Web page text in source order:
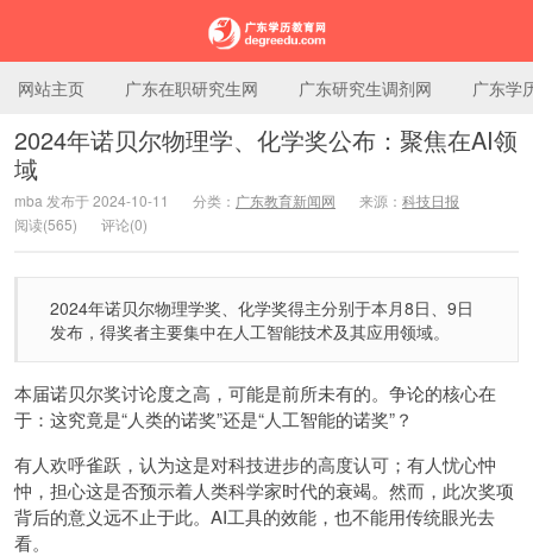
网站主页 广东在职研究生网 广东研究生调剂网 广东学
2024年诺贝尔物理学、化学奖公布：聚焦在AI领
域
mba 发布于 2024-10-11 分类： 广东教育新闻网 来源： 科技日报
阅读(565)
评论(0)
2024年诺贝尔物理学奖、化学奖得主分别于本月8日、9日
发布，得奖者主要集中在人工智能技术及其应用领域。
本届诺贝尔奖讨论度之高，可能是前所未有的。争论的核心在
于：这究竟是“人类的诺奖”还是“人工智能的诺奖”？
有人欢呼雀跃，认为这是对科技进步的高度认可；有人忧心忡
忡，担心这是否预示着人类科学家时代的衰竭。然而，此次奖项
背后的意义远不止于此。AI工具的效能，也不能用传统眼光去
看。